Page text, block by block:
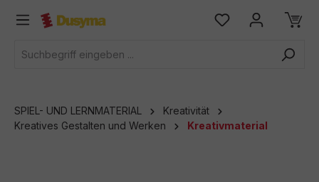
springen
SPIEL- UND LERNMATERIAL
Kreativität
Kreatives Gestalten und Werken
Kreativmaterial